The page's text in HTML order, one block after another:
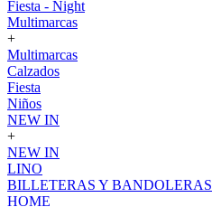
Fiesta - Night
Multimarcas
+
Multimarcas
Calzados
Fiesta
Niños
NEW IN
+
NEW IN
LINO
BILLETERAS Y BANDOLERAS
HOME